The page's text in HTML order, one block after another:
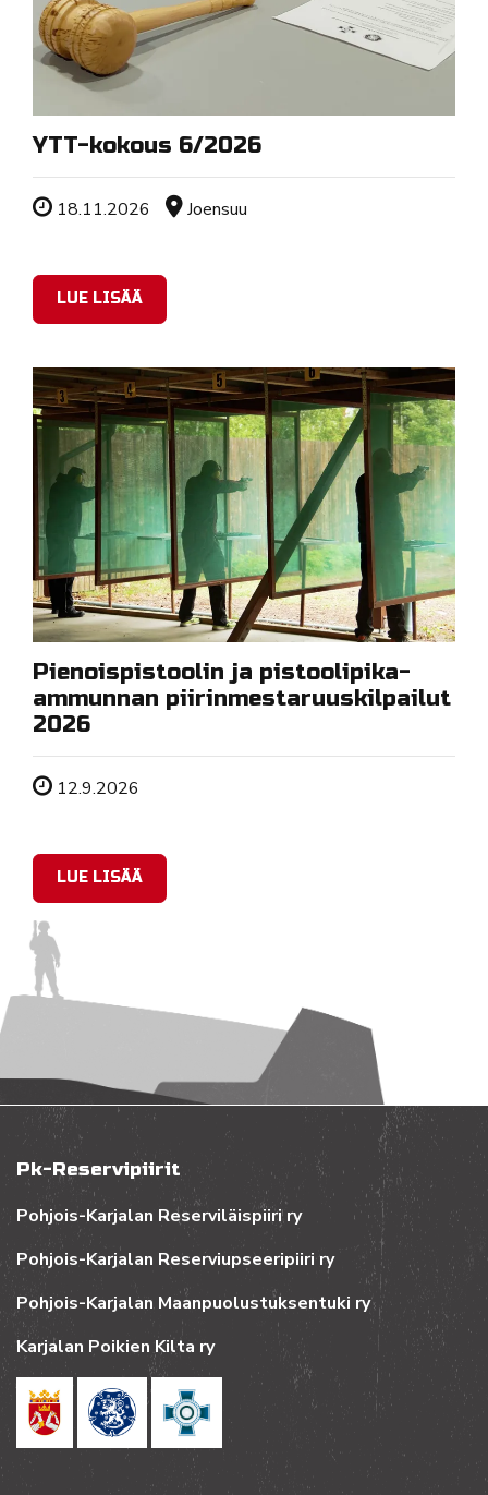
YTT-kokous 6/2026
Tapahtuman ajankohta
18.11.2026 Sijainti
Joensuu
LUE LISÄÄ
Pienoispistoolin ja pistoolipika-
ammunnan piirinmestaruuskilpailut
2026
Tapahtuman ajankohta
12.9.2026
LUE LISÄÄ
Pk-Reservipiirit
Pohjois-Karjalan Reserviläispiiri ry
Pohjois-Karjalan Reserviupseeripiiri ry
Pohjois-Karjalan Maanpuolustuksentuki ry
Karjalan Poikien Kilta ry